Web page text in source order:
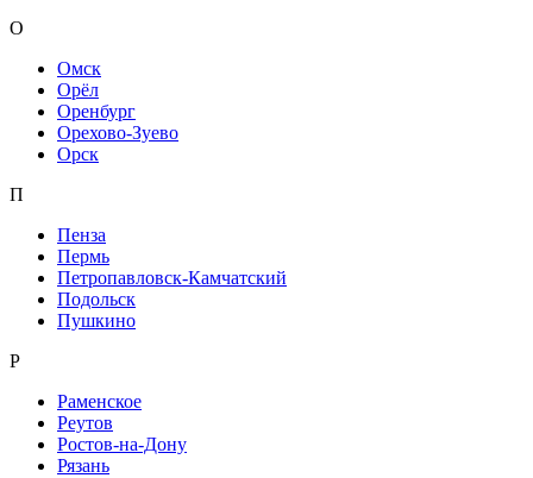
О
Омск
Орёл
Оренбург
Орехово-Зуево
Орск
П
Пенза
Пермь
Петропавловск-Камчатский
Подольск
Пушкино
Р
Раменское
Реутов
Ростов-на-Дону
Рязань